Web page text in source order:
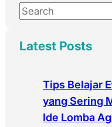
S
aLatest Posts
Tips Belajar
yang Sering
Ide Lomba